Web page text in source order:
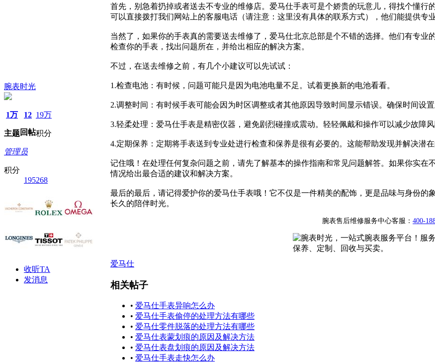
腕表时光
1万
主题
12
回帖
19万
积分
管理员
积分
195268
收听TA
发消息
首先，别急着扔掉或者送去不专业的维修店。爱马仕手表可是个娇贵的玩意儿，得找个懂
可以直接拨打我们网站上的客服电话（请注意：这里没有具体的联系方式），他们能提供专
当然了，如果你的手表真的需要送去维修了，爱马仕北京总部是个不错的选择。他们有专
检查你的手表，找出问题所在，并给出相应的解决方案。
不过，在送去维修之前，有几个小建议可以先试试：
1.检查电池：有时候，问题可能只是因为电池电量不足。试着更换新的电池看看。
2.调整时间：有时候手表可能会因为时区调整或者其他原因导致时间显示错误。确保时间设置
3.轻柔处理：爱马仕手表是精密仪器，避免剧烈碰撞或震动。轻轻佩戴和操作可以减少故障风
4.定期保养：定期将手表送到专业处进行检查和保养是很有必要的。这能帮助发现并解决潜
记住哦！在处理任何复杂问题之前，请先了解基本的操作指南和常见问题解答。如果你实
情况给出最合适的建议和解决方案。
最后的最后，请记得爱护你的爱马仕手表哦！它不仅是一件精美的配饰，更是品味与身份
长久的陪伴时光。
腕表售后维修服务中心客服： 400-
爱马仕
相关帖子
• 爱马仕手表异响怎么办
• 爱马仕手表偷停的处理方法有哪些
• 爱马仕零件脱落的处理方法有哪些
• 爱马仕表蒙划痕的原因及解决方法
• 爱马仕表盘划痕的原因及解决方法
• 爱马仕手表走快怎么办